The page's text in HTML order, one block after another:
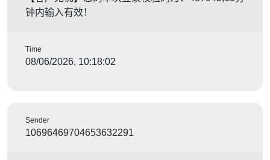
钟内输入有效！
Time
08/06/2026, 10:18:02
Sender
10696469704653632291